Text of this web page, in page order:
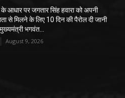
के आधार पर जगतार सिंह हवारा को अपनी
से मिलने के लिए 10 दिन की पैरोल दी जानी
भगवंत...
August 9, 2026